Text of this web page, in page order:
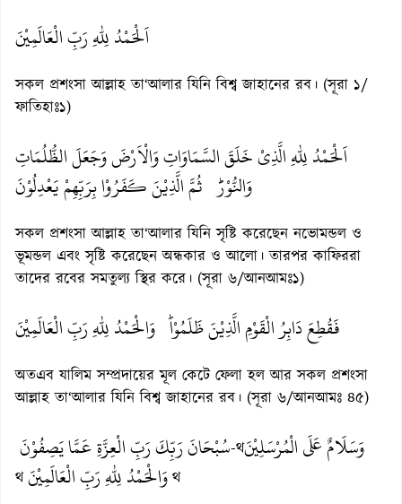
اَلْحَمْدُ لِلّٰهِ رَبِّ الْعَالَمِيْنَ
সকল প্রশংসা আল্লাহ তা‘আলার যিনি বিশ্ব জাহানের রব। (সূরা ১/
ফাতিহাঃ১)
اَلْحَمْدُ لِلّٰهِ الَّذِيْ خَلَقَ السَّمَاوَاتِ وَالْاَرْضَ وَجَعَلَ الظُّلُمَاتِ
وَالنُّوْرَؕ ثُمَّ الَّذِيْنَ كَفَرُوْا بِرَبِّهِمْ يَعْدِلُوْنَ
সকল প্রশংসা আল্লাহ তা‘আলার যিনি সৃষ্টি করেছেন নভোমন্ডল ও
ভূমন্ডল এবং সৃষ্টি করেছেন অন্ধকার ও আলো। তারপর কাফিররা
তাদের রবের সমতুল্য স্থির করে। (সূরা ৬/আনআমঃ১)
فَقُطِعَ دَابِرُ الْقَوْمِ الَّذِيْنَ ظَلَمُوْاؕ وَالْحَمْدُ لِلّٰهِ رَبِّ الْعَالَمِيْنَ
অতএব যালিম সম্প্রদায়ের মূল কেটে ফেলা হল আর সকল প্রশংসা
আল্লাহ তা‘আলার যিনি বিশ্ব জাহানের রব। (সূরা ৬/আনআমঃ ৪৫)
سُبْحَانَ رَبِّكَ رَبِّ الْعِزَّةِ عَمَّا يَصِفُوْنَ-থوَسَلَامٌ عَلَى الْمُرْسَلِيْنَ
থوَالْحَمْدُ لِلّٰهِ رَبِّ الْعَالَمِيْنَ থ